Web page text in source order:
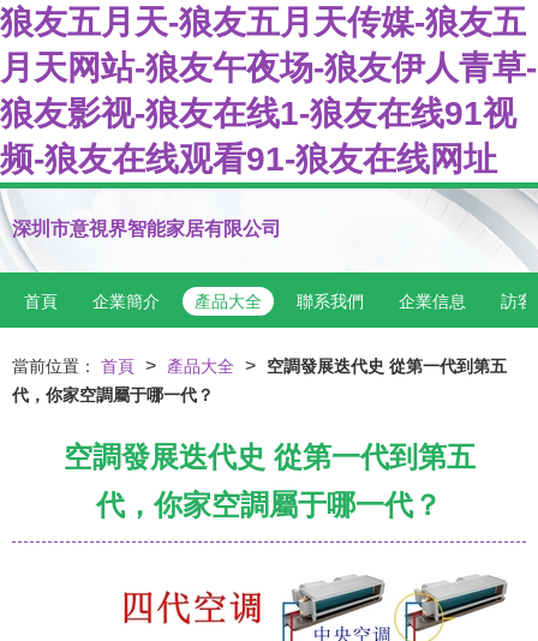
狼友五月天-狼友五月天传媒-狼友五
月天网站-狼友午夜场-狼友伊人青草-
狼友影视-狼友在线1-狼友在线91视
频-狼友在线观看91-狼友在线网址
深圳市意視界智能家居有限公司
首頁 企業簡介 產品大全 聯系我們 企業信息 訪客
當前位置： 首頁 > 產品大全 >
空調發展迭代史 從第一代到第五
代，你家空調屬于哪一代？
空調發展迭代史 從第一代到第五
代，你家空調屬于哪一代？